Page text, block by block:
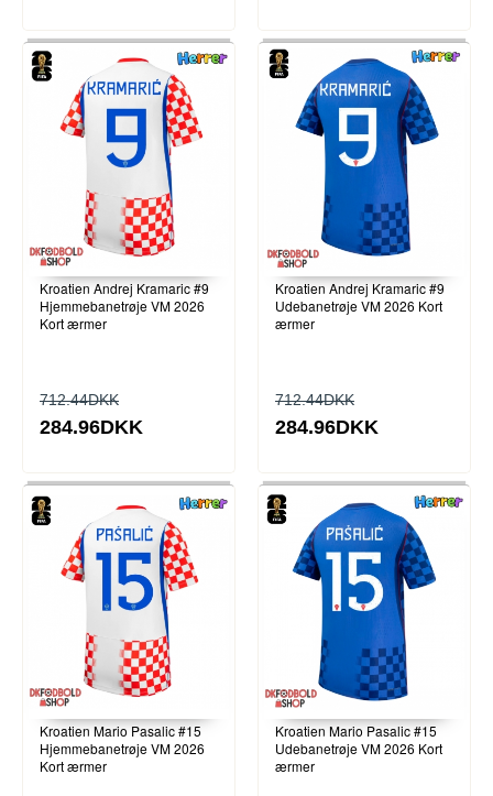
Kroatien Andrej Kramaric #9
Hjemmebanetrøje VM 2026
Kort ærmer
712.44DKK
284.96DKK
Kroatien Andrej Kramaric #9
Udebanetrøje VM 2026 Kort
ærmer
712.44DKK
284.96DKK
Kroatien Mario Pasalic #15
Hjemmebanetrøje VM 2026
Kort ærmer
Kroatien Mario Pasalic #15
Udebanetrøje VM 2026 Kort
ærmer